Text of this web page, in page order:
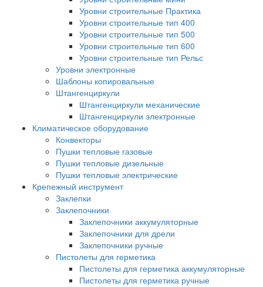
Уровни строительные Практика
Уровни строительные тип 400
Уровни строительные тип 500
Уровни строительные тип 600
Уровни строительные тип Рельс
Уровни электронные
Шаблоны копировальные
Штангенциркули
Штангенциркули механические
Штангенциркули электронные
Климатическое оборудование
Конвекторы
Пушки тепловые газовые
Пушки тепловые дизельные
Пушки тепловые электрические
Крепежный инструмент
Заклепки
Заклепочники
Заклепочники аккумуляторные
Заклепочники для дрели
Заклепочники ручные
Пистолеты для герметика
Пистолеты для герметика аккумуляторные
Пистолеты для герметика ручные